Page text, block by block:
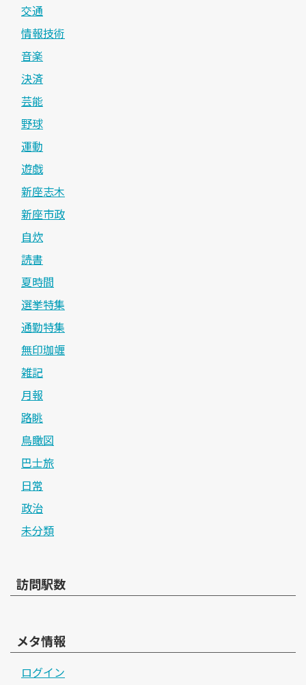
交通
情報技術
音楽
決済
芸能
野球
運動
遊戯
新座志木
新座市政
自炊
読書
夏時間
選挙特集
通勤特集
無印珈竰
雑記
月報
路眺
鳥瞰図
巴士旅
日常
政治
未分類
訪問駅数
メタ情報
ログイン